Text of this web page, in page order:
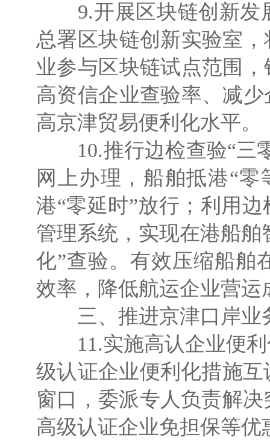
9.开展区块链创新发
总署区块链创新实验室
业参与区块链试点范围
高资信企业查验率、减
高京津贸易便利化水平。
10.推行边检查验“三零
网上办理，船舶抵港“
港“零延时”放行；利用
管理系统，实现在港船舶
化”查验。有效压缩船舶
效率，降低航运企业营运
三、推进京津口岸业
11.实施高认企业便利
级认证企业便利化措施
窗口，委派专人负责解
高级认证企业免担保等